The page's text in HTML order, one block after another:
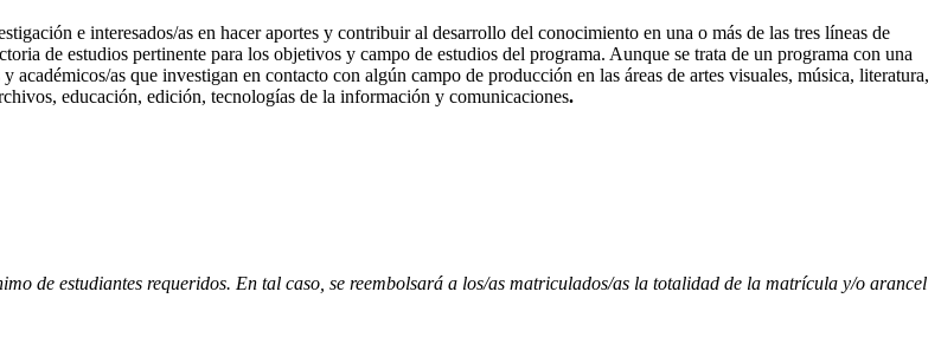
e interesados/as en hacer aportes y contribuir al desarrollo del conocimiento en una o más de las tres líneas de
de estudios pertinente para los objetivos y campo de estudios del programa. Aunque se trata de un programa con una
as que investigan en contacto con algún campo de producción en las áreas de artes visuales, música, literatura,
educación, edición, tecnologías de la información y comunicaciones.
de estudiantes requeridos. En tal caso, se reembolsará a los/as matriculados/as la totalidad de la matrícula y/o arancel